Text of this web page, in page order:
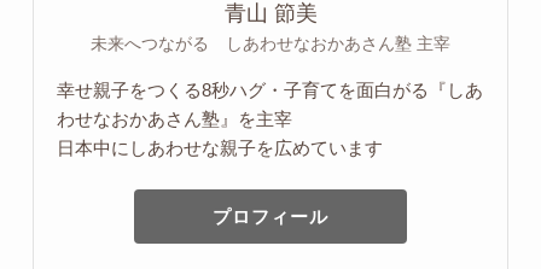
青山 節美
未来へつながる しあわせなおかあさん塾 主宰
幸せ親子をつくる8秒ハグ・子育てを面白がる『しあ
わせなおかあさん塾』を主宰
日本中にしあわせな親子を広めています
プロフィール